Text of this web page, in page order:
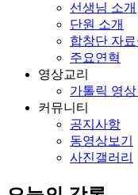
선생님 소개
단원 소개
합창단 자료
주요연혁
영상교리
가톨릭 영상
커뮤니티
공지사항
동영상보기
사진갤러리